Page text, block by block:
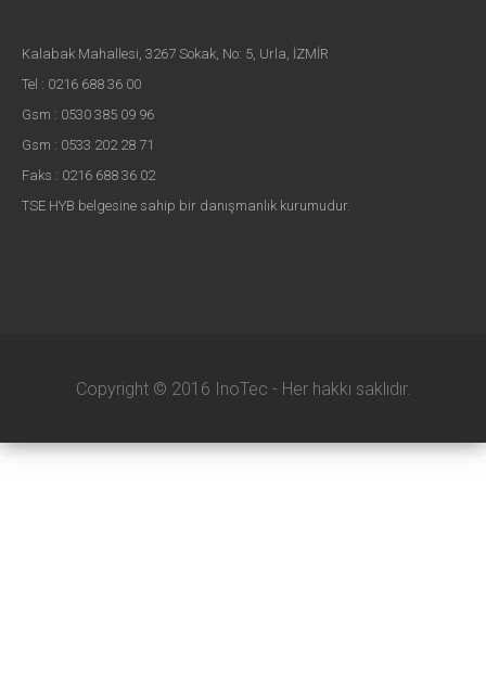
Kalabak Mahallesi, 3267 Sokak, No: 5, Urla, İZMİR
Tel : 0216 688 36 00
Gsm : 0530 385 09 96
Gsm : 0533 202 28 71
Faks : 0216 688 36 02
TSE HYB belgesine sahip bir danışmanlık kurumudur.
Copyright © 2016 InoTec - Her hakkı saklıdır.